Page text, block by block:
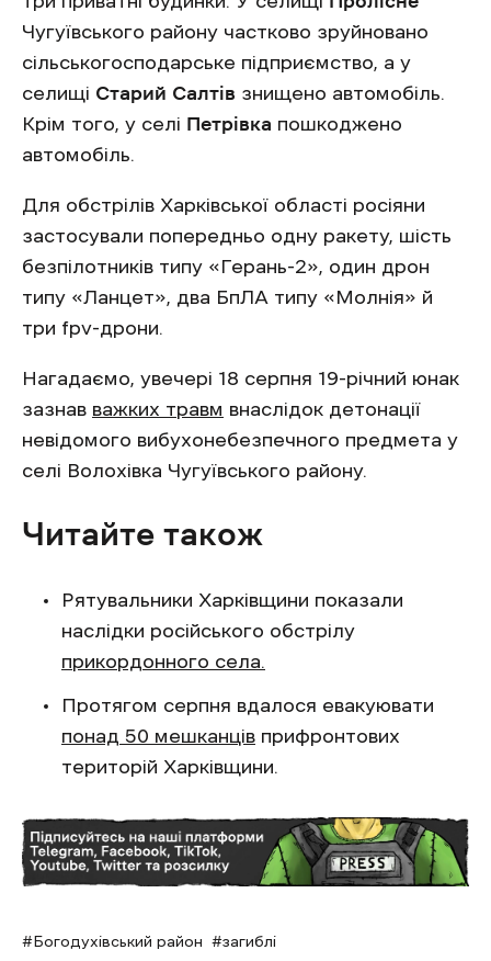
Чугуївського району частково зруйновано
сільськогосподарське підприємство, а у
селищі Старий Салтів знищено автомобіль.
Крім того, у селі Петрівка пошкоджено
автомобіль.
Для обстрілів Харківської області росіяни
застосували попередньо одну ракету, шість
безпілотників типу «Герань-2», один дрон
типу «Ланцет», два БпЛА типу «Молнія» й
три fpv-дрони.
Нагадаємо, увечері 18 серпня 19-річний юнак
зазнав важких травм внаслідок детонації
невідомого вибухонебезпечного предмета у
селі Волохівка Чугуївського району.
Читайте також
Рятувальники Харківщини показали
наслідки російського обстрілу
прикордонного села.
Протягом серпня вдалося евакуювати
понад 50 мешканців прифронтових
територій Харківщини.
Богодухівський район
загиблі